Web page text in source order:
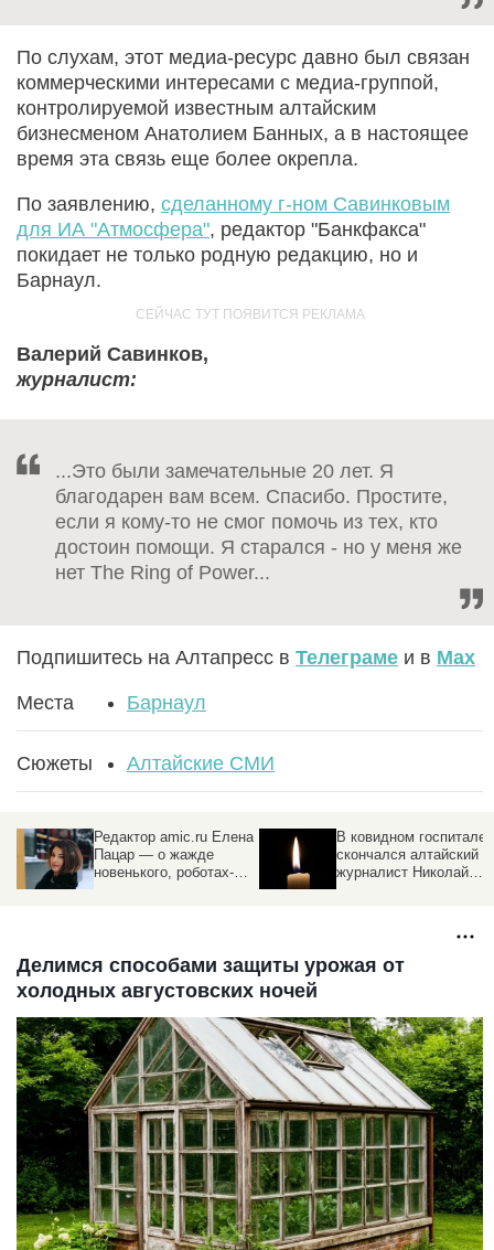
По слухам, этот медиа-ресурс давно был связан
коммерческими интересами с медиа-группой,
контролируемой известным алтайским
бизнесменом Анатолием Банных, а в настоящее
время эта связь еще более окрепла.
По заявлению, сделанному г-ном Савинковым
для ИА "Атмосфера", редактор "Банкфакса"
покидает не только родную редакцию, но и
Барнаул.
Валерий Савинков,
журналист:
...Это были замечательные 20 лет. Я
благодарен вам всем. Спасибо. Простите,
если я кому-то не смог помочь из тех, кто
достоин помощи. Я старался - но у меня же
нет The Ring of Power...
Подпишитесь на Алтапресс в Телеграме и в Max
Места Барнаул
Сюжеты Алтайские СМИ
Редактор amic.ru Елена
Пацар — о жажде
новенького, роботах-
В ковидном госпитале
скончался алтайский
журналист Николай
Делимся способами защиты урожая от
холодных августовских ночей